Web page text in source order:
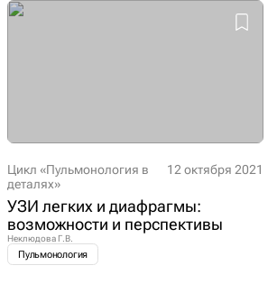
Цикл «Пульмонология в
деталях»
12 октября 2021
УЗИ легких и диафрагмы:
возможности и перспективы
Неклюдова Г.В.
Пульмонология